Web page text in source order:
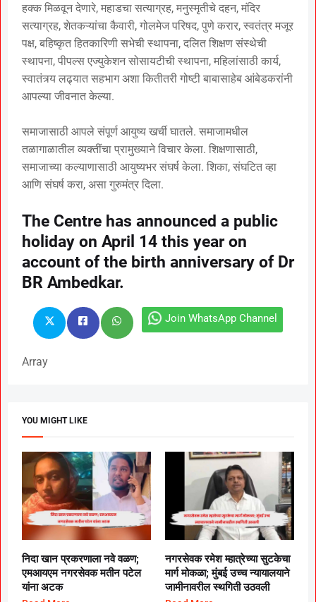
हक्क मिळवून देणारे, महाडचा सत्याग्रह, मनुस्मृतीचे दहन, मंदिर
सत्याग्रह, शेतकऱ्यांचा कैवारी, गोलमेज परिषद, पुणे करार, स्वतंत्र मजूर
पक्ष, बहिष्कृत हितकारिणी सभेची स्थापना, दलित शिक्षण संस्थेची
स्थापना, पीपल्स एज्युकेशन सोसायटीची स्थापना, महिलांसाठी कार्य,
स्वातंत्र्य लढ्यात सहभाग अशा कितीतरी गोष्टी बाबासाहेब आंबेडकरांनी
आपल्या जीवनात केल्या.
समाजासाठी आपले संपूर्ण आयुष्य खर्ची घातले. समाजामधील
तळागाळातील व्यक्तींचा प्रामुख्याने विचार केला. शिक्षणासाठी,
समाजाच्या कल्याणासाठी आयुष्यभर संघर्ष केला. शिका, संघटित व्हा
आणि संघर्ष करा, असा गुरुमंत्र दिला.
The Centre has announced a public
holiday on April 14 this year on
account of the birth anniversary of Dr
BR Ambedkar.
Join WhatsApp Channel
Array
YOU MIGHT LIKE
निदा खान प्रकरणाला नवे वळण;
एमआयएम नगरसेवक मतीन पटेल
यांना अटक
नगरसेवक रमेश म्हात्रेच्या सुटकेचा
मार्ग मोकळा; मुंबई उच्च न्यायालयाने
जामीनावरील स्थगिती उठवली